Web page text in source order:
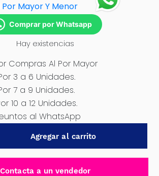
Por Mayor Y Menor
Comprar por Whatsapp
Hay existencias
Compras Al Por Mayor
3 a 6 Unidades.
7 a 9 Unidades.
10 a 12 Unidades.
al WhatsApp
Agregar al carrito
Contacta a un vendedor